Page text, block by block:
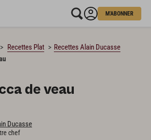
M'ABONNER
Recettes Plat
Recettes Alain Ducasse
de veau
Ducasse
chef